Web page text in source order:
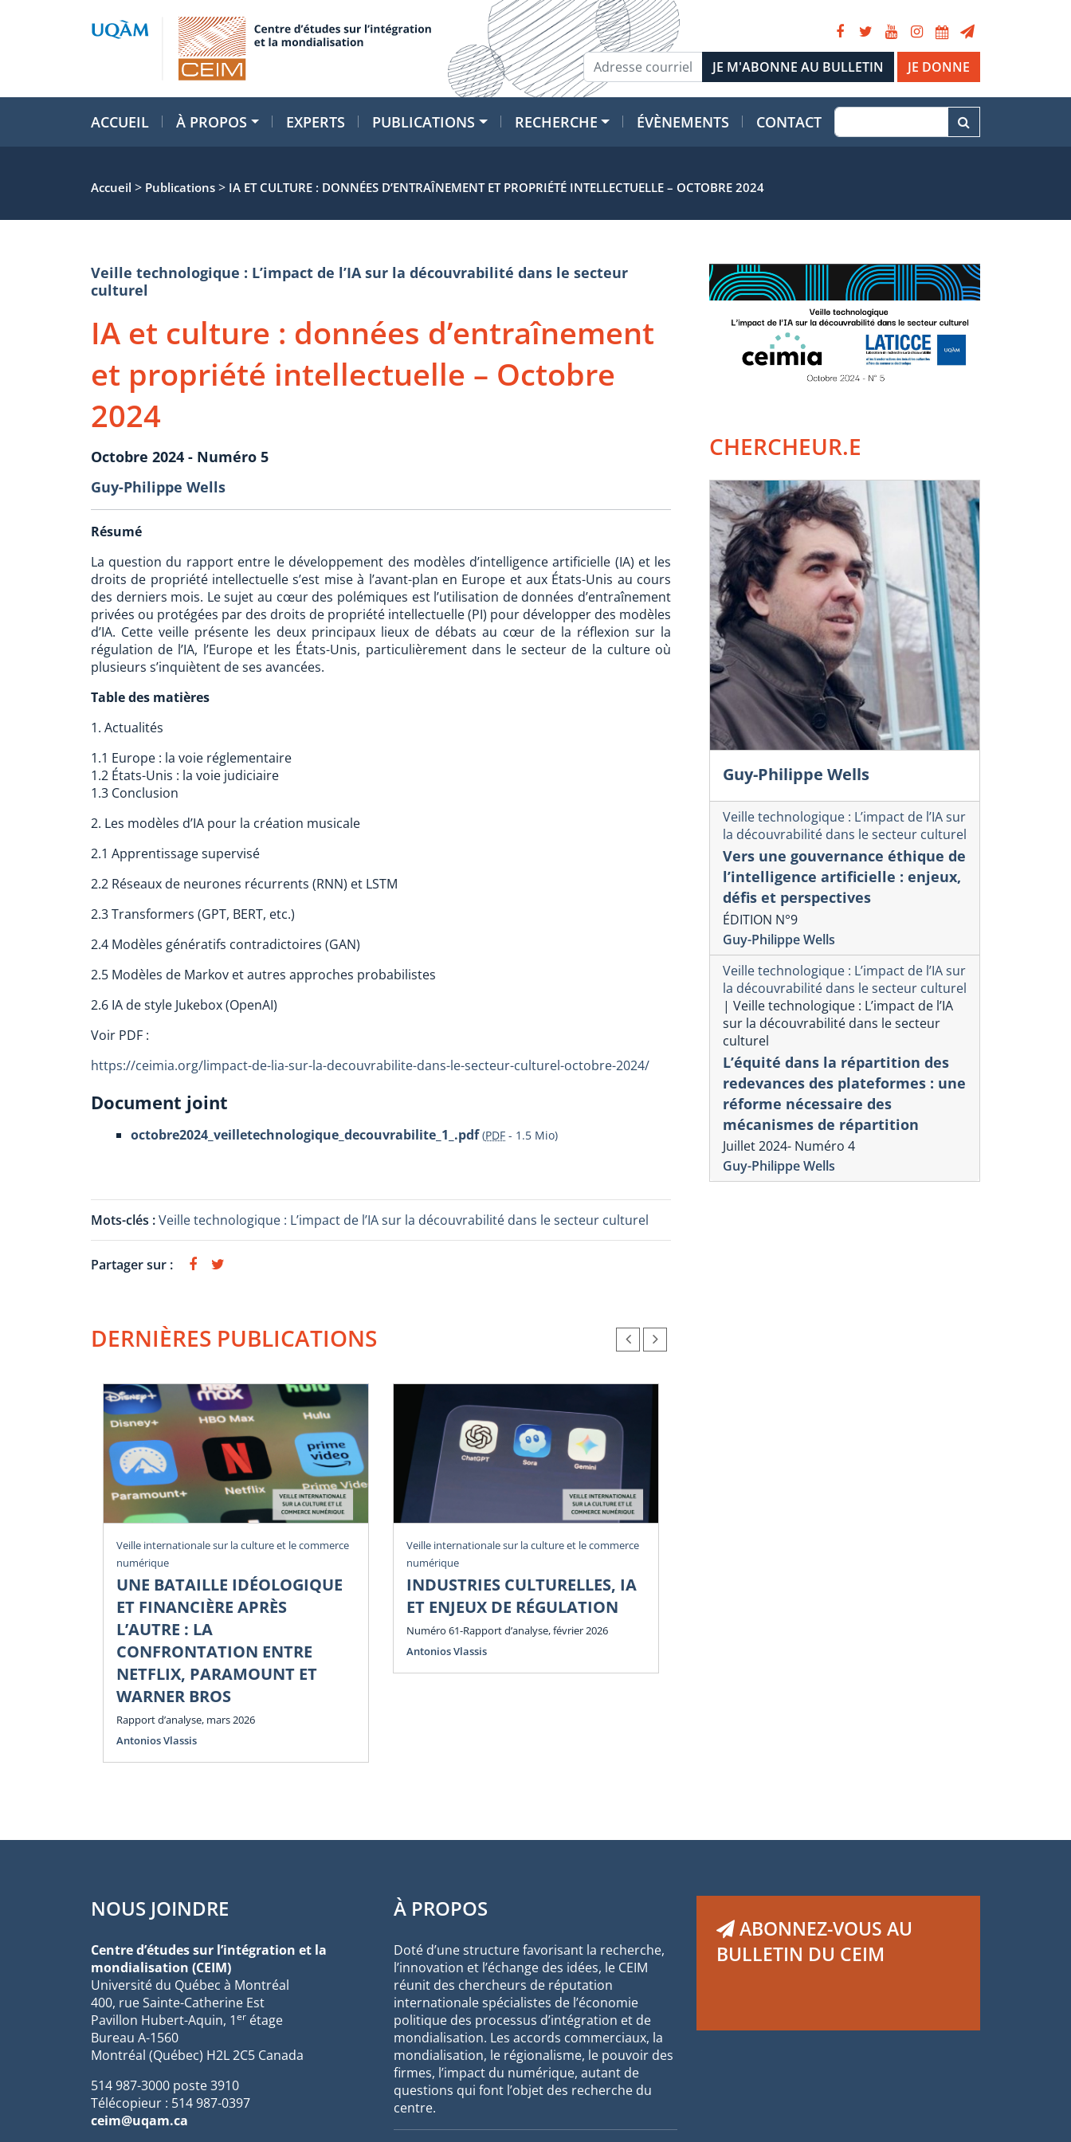
JE DONNE
ACCUEIL À PROPOS EXPERTS PUBLICATIONS RECHERCHE ÉVÈNEMENTS CONTACT
Accueil > Publications > IA ET CULTURE : DONNÉES D’ENTRAÎNEMENT ET PROPRIÉTÉ INTELLECTUELLE – OCTOBRE 2024
Veille technologique : L’impact de l’IA sur la découvrabilité dans le secteur
culturel
IA et culture : données d’entraînement
et propriété intellectuelle – Octobre
2024
Octobre 2024 - Numéro 5
Guy-Philippe Wells
Résumé
La question du rapport entre le développement des modèles d’intelligence artificielle (IA) et les
droits de propriété intellectuelle s’est mise à l’avant-plan en Europe et aux États-Unis au cours
des derniers mois. Le sujet au cœur des polémiques est l’utilisation de données d’entraînement
privées ou protégées par des droits de propriété intellectuelle (PI) pour développer des modèles
d’IA. Cette veille présente les deux principaux lieux de débats au cœur de la réflexion sur la
régulation de l’IA, l’Europe et les États-Unis, particulièrement dans le secteur de la culture où
plusieurs s’inquiètent de ses avancées.
Table des matières
1. Actualités
1.1 Europe : la voie réglementaire
1.2 États-Unis : la voie judiciaire
1.3 Conclusion
2. Les modèles d’IA pour la création musicale
2.1 Apprentissage supervisé
2.2 Réseaux de neurones récurrents (RNN) et LSTM
2.3 Transformers (GPT, BERT, etc.)
2.4 Modèles génératifs contradictoires (GAN)
2.5 Modèles de Markov et autres approches probabilistes
2.6 IA de style Jukebox (OpenAI)
Voir PDF :
https://ceimia.org/limpact-de-lia-sur-la-decouvrabilite-dans-le-secteur-culturel-octobre-2024/
Document joint
octobre2024_veilletechnologique_decouvrabilite_1_.pdf (PDF - 1.5 Mio)
Mots-clés :Veille technologique : L’impact de l’IA sur la découvrabilité dans le secteur culturel
Partager sur :
DERNIÈRES PUBLICATIONS
Veille internationale sur la culture et le commerce
numérique
UNE BATAILLE IDÉOLOGIQUE
ET FINANCIÈRE APRÈS
L’AUTRE : LA
CONFRONTATION ENTRE
NETFLIX, PARAMOUNT ET
WARNER BROS
Rapport d’analyse, mars 2026
Antonios Vlassis
Veille internationale sur la culture et le commerce
numérique
INDUSTRIES CULTURELLES, IA
ET ENJEUX DE RÉGULATION
Numéro 61-Rapport d’analyse, février 2026
Antonios Vlassis
CHERCHEUR.E
Guy-Philippe Wells
Veille technologique : L’impact de l’IA sur
la découvrabilité dans le secteur culturel
Vers une gouvernance éthique de
l’intelligence artificielle : enjeux,
défis et perspectives
ÉDITION N°9
Guy-Philippe Wells
Veille technologique : L’impact de l’IA sur
la découvrabilité dans le secteur culturel
| Veille technologique : L’impact de l’IA
sur la découvrabilité dans le secteur
culturel
L’équité dans la répartition des
redevances des plateformes : une
réforme nécessaire des
mécanismes de répartition
Juillet 2024- Numéro 4
Guy-Philippe Wells
NOUS JOINDRE
Centre d’études sur l’intégration et la
mondialisation (CEIM)
Université du Québec à Montréal
400, rue Sainte-Catherine Est
Pavillon Hubert-Aquin, 1er étage
Bureau A-1560
Montréal (Québec) H2L 2C5 Canada
514 987-3000 poste 3910
Télécopieur : 514 987-0397
ceim@uqam.ca
À PROPOS
Doté d’une structure favorisant la recherche,
l’innovation et l’échange des idées, le CEIM
réunit des chercheurs de réputation
internationale spécialistes de l’économie
politique des processus d’intégration et de
mondialisation. Les accords commerciaux, la
mondialisation, le régionalisme, le pouvoir des
firmes, l’impact du numérique, autant de
questions qui font l’objet des recherche du
centre.
ABONNEZ-VOUS AU
BULLETIN DU CEIM